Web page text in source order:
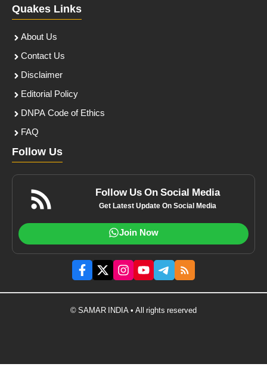
Quakes Links
About Us
Contact Us
Disclaimer
Editorial Policy
DNPA Code of Ethics
FAQ
Follow Us
Follow Us On Social Media
Get Latest Update On Social Media
Join Now
© SAMAR INDIA • All rights reserved